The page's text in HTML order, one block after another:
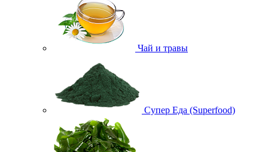
Чай и травы
Супер Еда (Superfood)